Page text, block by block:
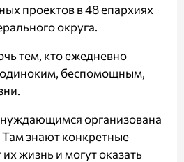
проектов в 48 епархиях
округа.
тем, кто ежедневно
беспомощным,
организована
знают конкретные
жизнь и могут оказать